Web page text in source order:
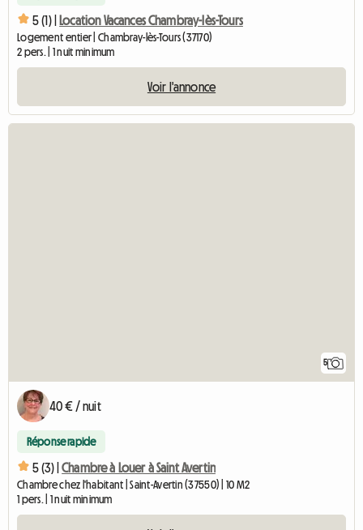
5 (1) | Location Vacances Chambray-lès-Tours
Logement entier | Chambray-lès-Tours (37170)
2 pers. | 1 nuit minimum
Voir l'annonce
5
40 € / nuit
Réponse rapide
5 (3) | Chambre à Louer à Saint Avertin
Chambre chez l'habitant | Saint-Avertin (37550) | 10 M2
1 pers. | 1 nuit minimum